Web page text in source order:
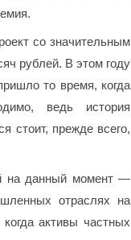
со значительным
рублей. В этом году
то время, когда
ведь история
стоит, прежде всего,
на данный момент —
отраслях на
активы частных